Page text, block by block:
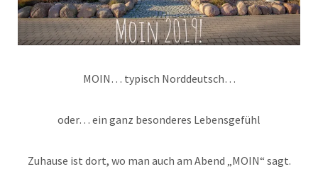
MOIN… typisch Norddeutsch…
oder… ein ganz besonderes Lebensgefühl
Zuhause ist dort, wo man auch am Abend „MOIN“ sagt.